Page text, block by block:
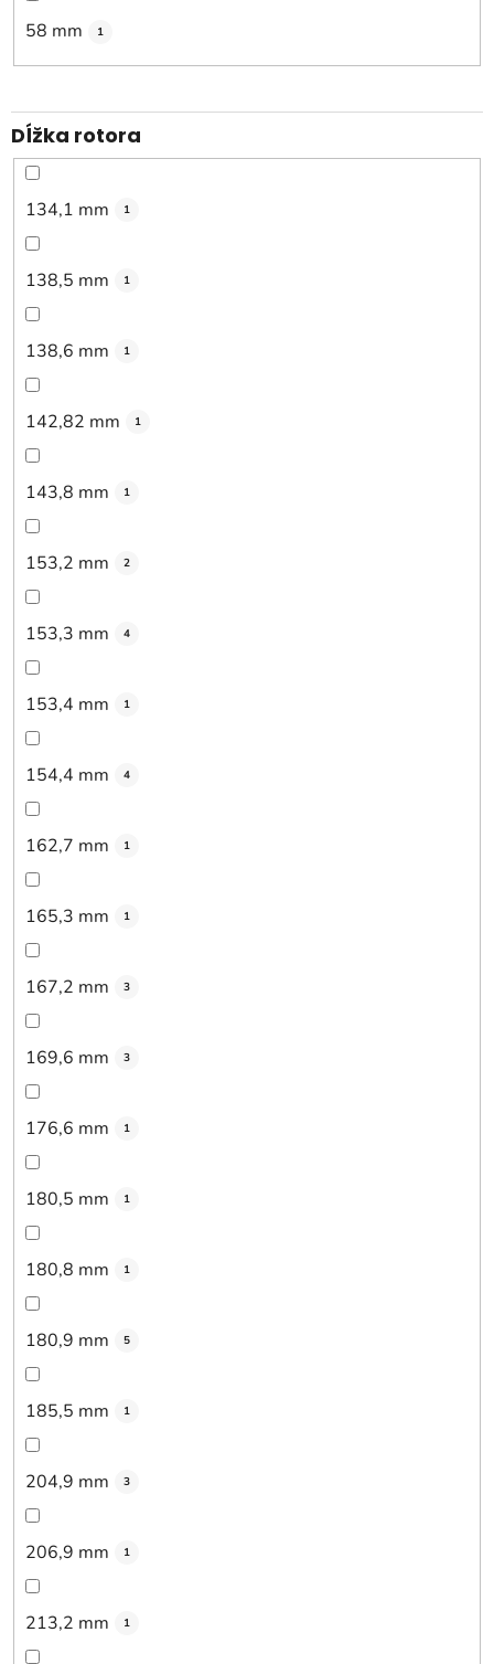
58 mm 1
Dĺžka rotora
134,1 mm 1
138,5 mm 1
138,6 mm 1
142,82 mm 1
143,8 mm 1
153,2 mm 2
153,3 mm 4
153,4 mm 1
154,4 mm 4
162,7 mm 1
165,3 mm 1
167,2 mm 3
169,6 mm 3
176,6 mm 1
180,5 mm 1
180,8 mm 1
180,9 mm 5
185,5 mm 1
204,9 mm 3
206,9 mm 1
213,2 mm 1